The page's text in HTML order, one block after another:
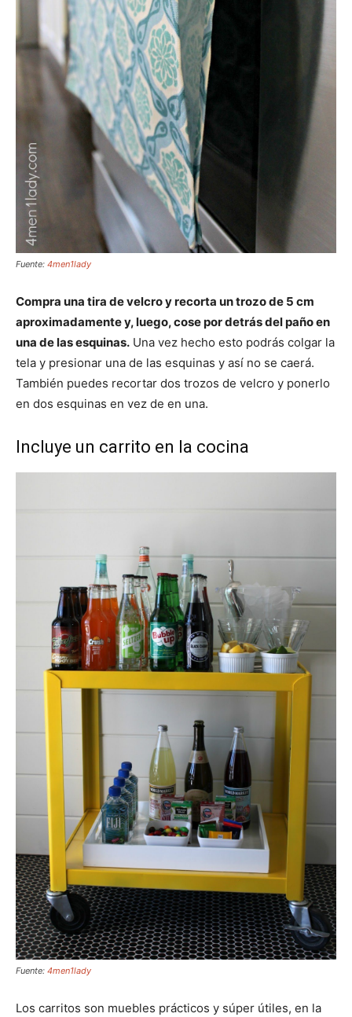
Fuente: 4men1lady
Compra una tira de velcro y recorta un trozo de 5 cm
aproximadamente y, luego, cose por detrás del paño en
una de las esquinas. Una vez hecho esto podrás colgar la
tela y presionar una de las esquinas y así no se caerá.
También puedes recortar dos trozos de velcro y ponerlo
en dos esquinas en vez de en una.
Incluye un carrito en la cocina
Fuente: 4men1lady
Los carritos son muebles prácticos y súper útiles, en la